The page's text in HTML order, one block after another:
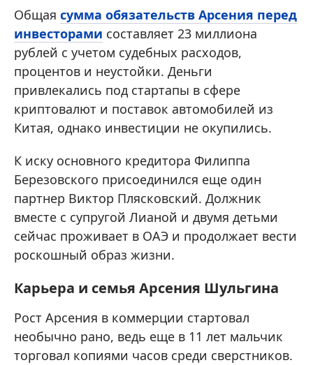
Общая сумма обязательств Арсения перед
инвесторами составляет 23 миллиона
рублей с учетом судебных расходов,
процентов и неустойки. Деньги
привлекались под стартапы в сфере
криптовалют и поставок автомобилей из
Китая, однако инвестиции не окупились.
К иску основного кредитора Филиппа
Березовского присоединился еще один
партнер Виктор Плясковский. Должник
вместе с супругой Лианой и двумя детьми
сейчас проживает в ОАЭ и продолжает вести
роскошный образ жизни.
Карьера и семья Арсения Шульгина
Рост Арсения в коммерции стартовал
необычно рано, ведь еще в 11 лет мальчик
торговал копиями часов среди сверстников.